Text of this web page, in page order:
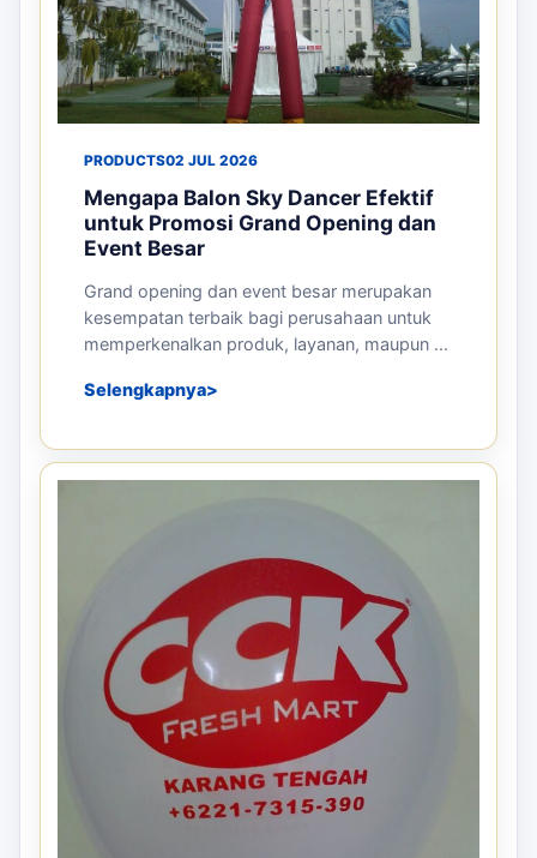
PRODUCTS02 JUL 2026
Mengapa Balon Sky Dancer Efektif
untuk Promosi Grand Opening dan
Event Besar
Grand opening dan event besar merupakan
kesempatan terbaik bagi perusahaan untuk
memperkenalkan produk, layanan, maupun ...
Selengkapnya